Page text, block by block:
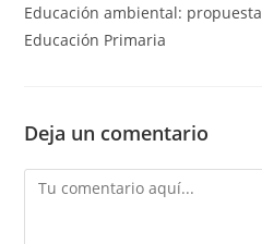
Educación ambiental:
Educación Primaria
Deja un comentario
Comentario